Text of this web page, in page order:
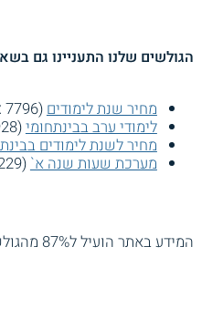
הגולשים שלנו התעניינו גם
מחיר שנת לימודים (7796 צפיות)
לימודי ערב בבינתחומי(5928 צפיות)
מחיר לשנת לימודים
מערכת שעות שנה א` (5229 צפיות)
המידע באתר הועיל ל87% מהגולשים.